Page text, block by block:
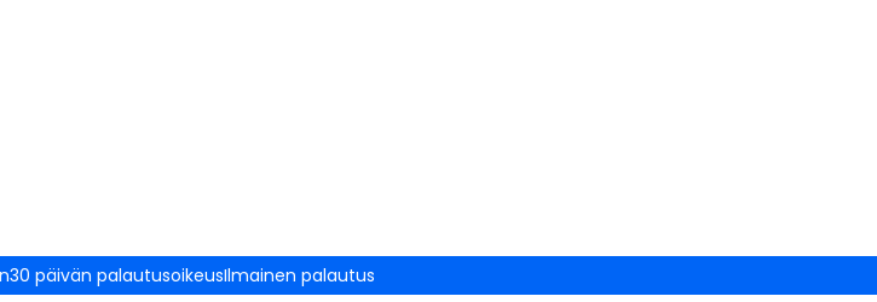
30 päivän palautusoikeusIlmainen palautus